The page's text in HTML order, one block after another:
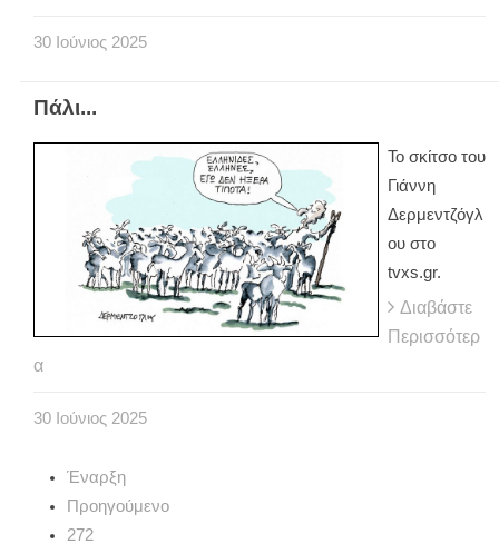
30 Ιούνιος 2025
Πάλι...
Το σκίτσο του
Γιάννη
Δερμεντζόγλ
ου στο
tvxs.gr.
Διαβάστε
Περισσότερ
α
30 Ιούνιος 2025
Έναρξη
Προηγούμενο
272